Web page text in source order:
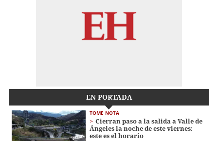
EN PORTADA
TOME NOTA
Cierran paso a la salida a Valle de
Ángeles la noche de este viernes:
este es el horario